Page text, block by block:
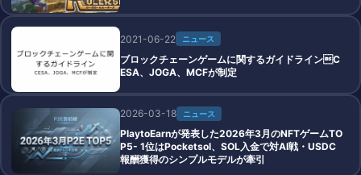
2021-06-22 ニュース
ブロックチェーンゲームに関するガイドラインC
ESA、JOGA、MCFが制定
2026-03-18 ニュース
PlaytoEarnが発表した2026年3月のNFTゲームTO
P5- 1位はPocketsol、SOL入金で対AI戦・USDC
報酬獲得のシンプルモデルが牽引